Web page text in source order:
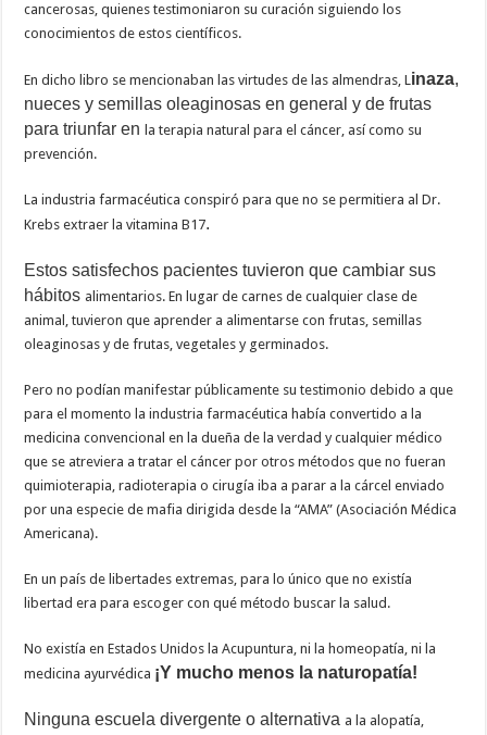
cancerosas, quienes testimoniaron su curación siguiendo los
conocimientos de estos científicos.
En dicho libro se mencionaban las virtudes de las almendras, Linaza,
nueces y semillas oleaginosas en general y de frutas
para triunfar en la terapia natural para el cáncer, así como su
prevención.
La industria farmacéutica conspiró para que no se permitiera al Dr.
Krebs extraer la vitamina B17.
Estos satisfechos pacientes tuvieron que cambiar sus
hábitos alimentarios. En lugar de carnes de cualquier clase de
animal, tuvieron que aprender a alimentarse con frutas, semillas
oleaginosas y de frutas, vegetales y germinados.
Pero no podían manifestar públicamente su testimonio debido a que
para el momento la industria farmacéutica había convertido a la
medicina convencional en la dueña de la verdad y cualquier médico
que se atreviera a tratar el cáncer por otros métodos que no fueran
quimioterapia, radioterapia o cirugía iba a parar a la cárcel enviado
por una especie de mafia dirigida desde la “AMA” (Asociación Médica
Americana).
En un país de libertades extremas, para lo único que no existía
libertad era para escoger con qué método buscar la salud.
No existía en Estados Unidos la Acupuntura, ni la homeopatía, ni la
medicina ayurvédica ¡Y mucho menos la naturopatía!
Ninguna escuela divergente o alternativa a la alopatía,